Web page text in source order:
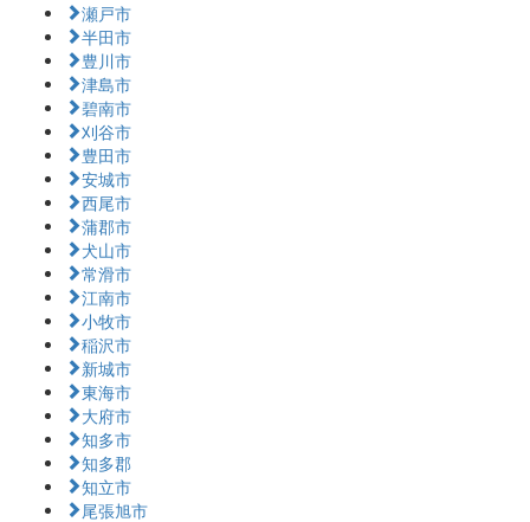
瀬戸市
半田市
豊川市
津島市
碧南市
刈谷市
豊田市
安城市
西尾市
蒲郡市
犬山市
常滑市
江南市
小牧市
稲沢市
新城市
東海市
大府市
知多市
知多郡
知立市
尾張旭市